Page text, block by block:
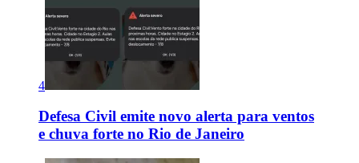
4
Defesa Civil emite novo alerta para ventos
e chuva forte no Rio de Janeiro